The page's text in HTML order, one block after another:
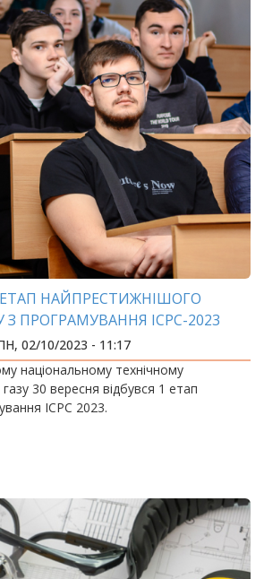
НАЙПРЕСТИЖНІШОГО
ПРОГРАМУВАННЯ ICPC-2023
У ІФНТУНГ
02/10/2023 - 11:17
національному технічному
газу 30 вересня відбувся 1 етап
ICPC 2023.